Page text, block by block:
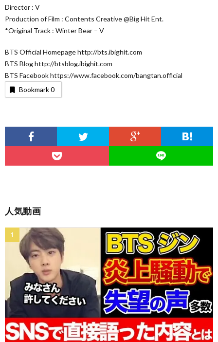
Director : V
Production of Film : Contents Creative @Big Hit Ent.
*Original Track : Winter Bear – V
BTS Official Homepage http://bts.ibighit.com
BTS Blog http://btsblog.ibighit.com
BTS Facebook https://www.facebook.com/bangtan.official
Bookmark0
人気動画